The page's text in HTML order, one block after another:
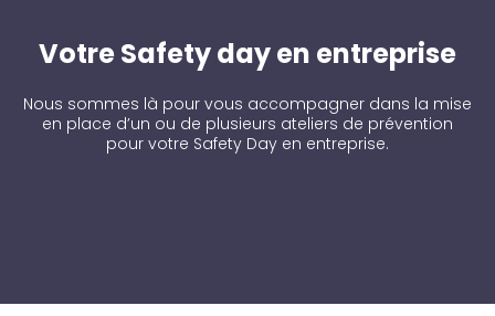
Votre Safety day en entreprise
Nous sommes là pour vous accompagner dans la mise
en place d’un ou de plusieurs ateliers de prévention
pour votre Safety Day en entreprise.